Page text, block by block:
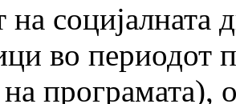
на социјалната
во периодот